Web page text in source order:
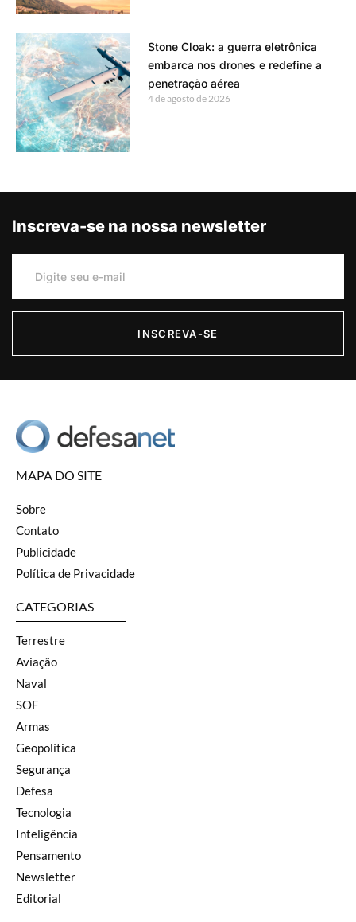
Stone Cloak: a guerra eletrônica
embarca nos drones e redefine a
penetração aérea
4 de agosto de 2026
Inscreva-se na nossa newsletter
INSCREVA-SE
MAPA DO SITE
Sobre
Contato
Publicidade
Política de Privacidade
CATEGORIAS
Terrestre
Aviação
Naval
SOF
Armas
Geopolítica
Segurança
Defesa
Tecnologia
Inteligência
Pensamento
Newsletter
Editorial